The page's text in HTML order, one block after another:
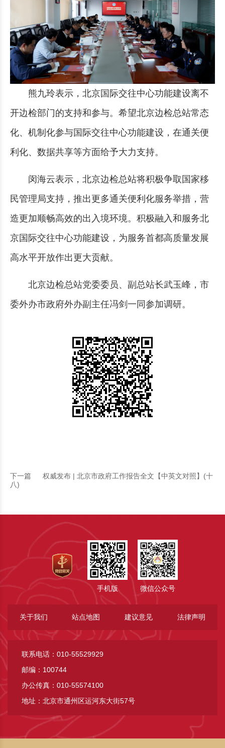
熊九玲表示，北京国际交往中心功能建设离不
开边检部门的支持和参与。希望北京边检总站常态
化、机制化参与国际交往中心功能建设，在通关便
利化、数据共享等方面给予大力支持。
闵海云表示，北京边检总站将积极争取国家移
民管理局支持，推出更多通关便利化服务举措，营
造更加顺畅高效的出入境环境。积极融入和服务北
京国际交往中心功能建设，为服务首都高质量发展
高水平开放作出更大贡献。
北京边检总站党委委员、副总站长武玉峰，市
委外办市政府外办副主任冯剑一同参加调研。
下一篇
权威发布 | 北京市政府工作报告全文【中英文对照】(十
八)
手机版 微信公众号
关于我们 站点地图 建议意见 法律声明
联系电话：010-55529929
邮编：100744
办公传真：010-55574100
地址：北京市通州区运河东大街57号